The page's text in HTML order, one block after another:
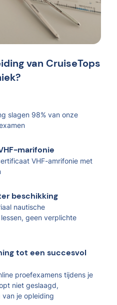
van CruiseTops
slagen 98% van onze
marifonie
VHF-amrifonie met
beschikking
nautische
geen verplichte
tot een succesvol
proefexamens tijdens je
niet geslaagd,
je opleiding